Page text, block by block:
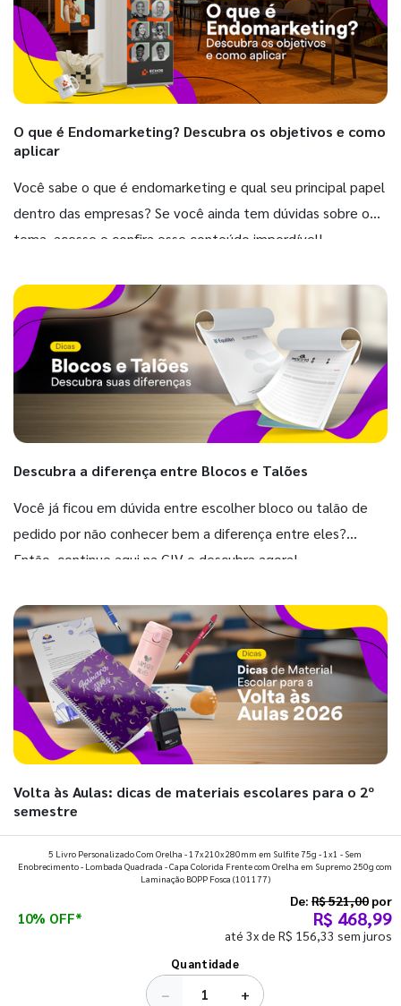
O que é Endomarketing? Descubra os objetivos e como
aplicar
Você sabe o que é endomarketing e qual seu principal papel
dentro das empresas? Se você ainda tem dúvidas sobre o
tema, acesse e confira esse conteúdo imperdível!
Descubra a diferença entre Blocos e Talões
Você já ficou em dúvida entre escolher bloco ou talão de
pedido por não conhecer bem a diferença entre eles?
Então, continue aqui na GIV e descubra agora!
Volta às Aulas: dicas de materiais escolares para o 2º
semestre
Prepare a mochila, organize a rotina e descubra os materiais
que fazem toda diferença para começar o segundo
5 Livro Personalizado Com Orelha - 17x210x280mm em Sulfite 75g - 1x1 - Sem
Enobrecimento - Lombada Quadrada - Capa Colorida Frente com Orelha em Supremo 250g com
Laminação BOPP Fosca (101177)
10% OFF*
De: R$ 521,00 por
R$ 468,99
até 3x de R$ 156,33 sem juros
Quantidade
− +